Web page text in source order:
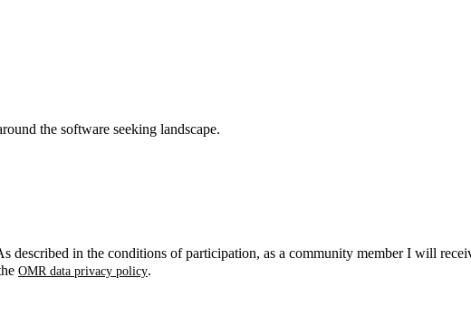
the software seeking landscape.
described in the conditions of participation, as a community member I will
OMR data privacy policy.